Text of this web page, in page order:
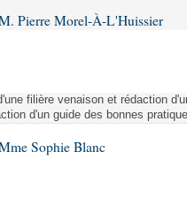
Pierre Morel-À-L'Huissier
filière venaison et rédaction
d'un guide des bonnes
Sophie Blanc